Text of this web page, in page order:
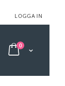
LOGGA IN
Min varukorg
0varor